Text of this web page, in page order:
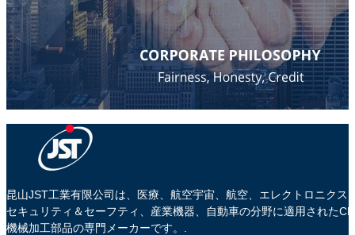
昆山JST工業有限公司は、医療、航空宇宙、航空、エレクトロニクス
セキュリティ＆セーフティ、産業機器、自動車の分野に適用された
機械加工部品の専門メーカーです。.